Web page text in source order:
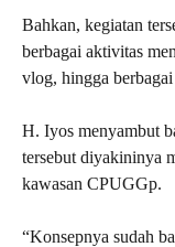
Bahkan, kegiatan
berbagai aktivitas
vlog, hingga
H. Iyos menyambut
tersebut diyakininya
kawasan CPUGGp.
“Konsepnya sudah